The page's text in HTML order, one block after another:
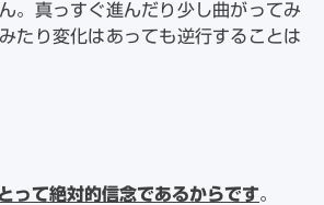
。真っすぐ進んだり少し曲がってみ
たり変化はあっても逆行することは
って絶対的信念であるからです。